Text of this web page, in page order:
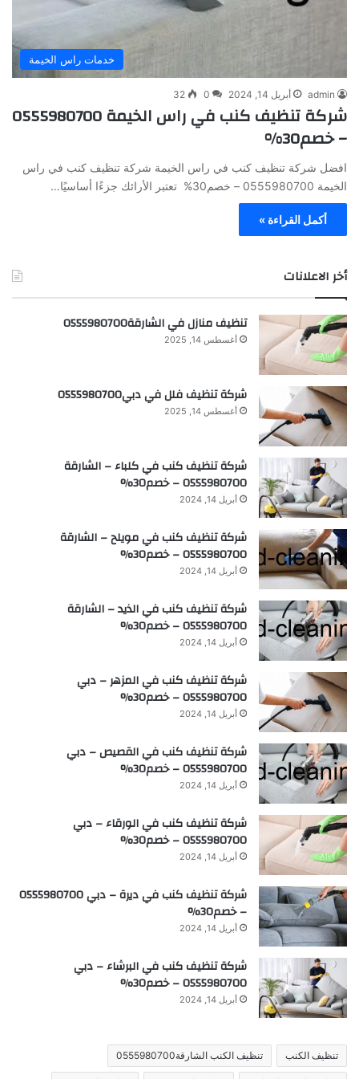
خدمات راس الخيمة
admin أبريل 14, 2024 0
32
شركة تنظيف كنب في راس الخيمة 0555980700
– خصم30%
افضل شركة تنظيف كنب في راس الخيمة شركة تنظيف كنب في راس
الخيمة 0555980700 – خصم30% تعتبر الأرائك جزءًا أساسيًا…
أكمل القراءة »
أخر الاعلانات
تنظيف منازل في الشارقة0555980700
أغسطس 14, 2025
شركة تنظيف فلل في دبي0555980700
أغسطس 14, 2025
شركة تنظيف كنب في كلباء – الشارقة
0555980700 – خصم30%
أبريل 14, 2024
شركة تنظيف كنب في مويلح – الشارقة
0555980700 – خصم30%
أبريل 14, 2024
شركة تنظيف كنب في الذيد – الشارقة
0555980700 – خصم30%
أبريل 14, 2024
شركة تنظيف كنب في المزهر – دبي
0555980700 – خصم30%
أبريل 14, 2024
شركة تنظيف كنب في القصيص – دبي
0555980700 – خصم30%
أبريل 14, 2024
شركة تنظيف كنب في الورقاء – دبي
0555980700 – خصم30%
أبريل 14, 2024
شركة تنظيف كنب في ديرة – دبي 0555980700
– خصم30%
أبريل 14, 2024
شركة تنظيف كنب في البرشاء – دبي
0555980700 – خصم30%
أبريل 14, 2024
تنظيف الكنب تنظيف الكنب الشارقة0555980700